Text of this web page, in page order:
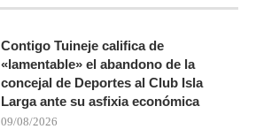
Contigo Tuineje califica de
«lamentable» el abandono de la
concejal de Deportes al Club Isla
Larga ante su asfixia económica
09/08/2026